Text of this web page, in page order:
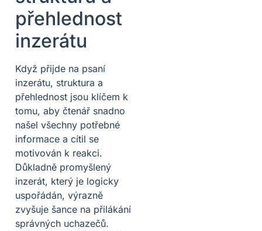
přehlednost
inzerátu
Když přijde na psaní
inzerátu, struktura a
přehlednost jsou klíčem k
tomu, aby čtenář snadno
našel všechny potřebné
informace a cítil se
motivován k reakci.
Důkladně promyšlený
inzerát, který je logicky
uspořádán, výrazně
zvyšuje šance na přilákání
správných uchazečů.